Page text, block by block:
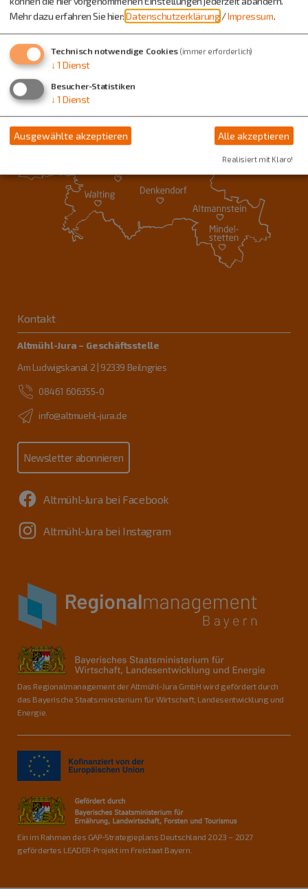
Kontakt
Altmühl-Jura – Geschäftsstelle
Am Ludwigskanal 2 | 92339 Beilngries
08461 606355-0
info@altmuehl-jura.de
Newsletter abonnieren
Altmühl-Jura bei Facebook
Altmühl-Jura bei Instagram
Das Regionalmanagement der Altmühl-Jura GmbH wird gefördert durch
das Bayerische Staatsministerium für Wirtschaft, Landesentwicklung und
Energie.
Ein im Rahmen des GAP-Strategieplans Deutschland 2023 – 2027
gefördertes LEADER-Projekt im Freistaat Bayern.
Mehr dazu erfahren Sie hier:Datenschutzerklärung /Impressum.
Technisch notwendige Cookies (immer erforderlich)
↓ 1 Dienst
Besucher-Statistiken
↓ 1 Dienst
Ausgewählte akzeptieren Alle akzeptieren
Realisiert mit Klaro!